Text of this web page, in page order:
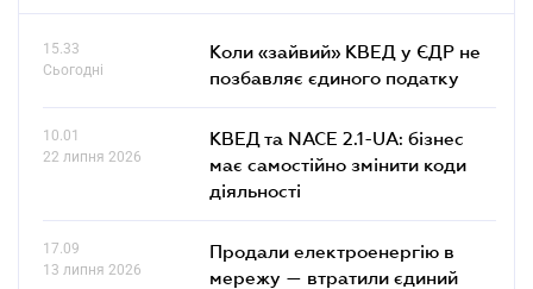
15.33
Сьогодні
Коли «зайвий» КВЕД у ЄДР не
позбавляє єдиного податку
10.01
22 липня 2026
КВЕД та NACE 2.1-UA: бізнес
має самостійно змінити коди
діяльності
17.09
13 липня 2026
Продали електроенергію в
мережу — втратили єдиний